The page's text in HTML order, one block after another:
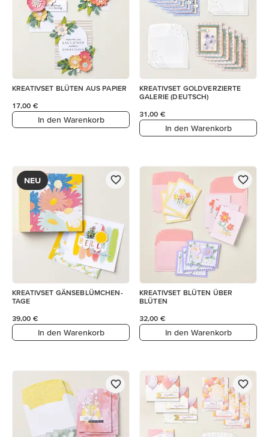
KREATIVSET BLÜTEN AUS PAPIER
17,00 €
In den Warenkorb
KREATIVSET GOLDVERZIERTE
GALERIE (DEUTSCH)
31,00 €
In den Warenkorb
NEU
KREATIVSET GÄNSEBLÜMCHEN-
TAGE
39,00 €
In den Warenkorb
KREATIVSET BLÜTEN ÜBER
BLÜTEN
32,00 €
In den Warenkorb